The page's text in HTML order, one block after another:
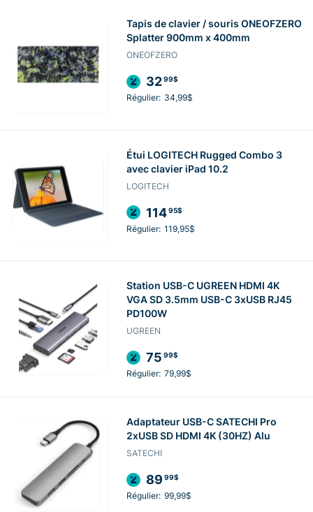
Tapis de clavier / souris ONEOFZERO
Splatter 900mm x 400mm
ONEOFZERO
3299$
Régulier: 34,99$
Étui LOGITECH Rugged Combo 3
avec clavier iPad 10.2
LOGITECH
11495$
Régulier: 119,95$
Station USB-C UGREEN HDMI 4K
VGA SD 3.5mm USB-C 3xUSB RJ45
PD100W
UGREEN
75 99$
Régulier: 79,99$
Adaptateur USB-C SATECHI Pro
2xUSB SD HDMI 4K (30HZ) Alu
SATECHI
89 99$
Régulier: 99,99$